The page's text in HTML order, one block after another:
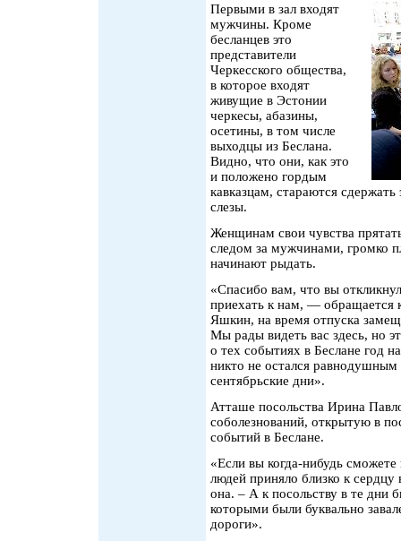
Первыми в зал входят
мужчины. Кроме
бесланцев это
представители
Черкесского общества,
в которое входят
живущие в Эстонии
черкесы, абазины,
осетины, в том числе
выходцы из Беслана.
Видно, что они, как это
и положено гордым
кавказцам, стараются
слезы.
Женщинам свои чувства
следом за мужчинами, громко
начинают рыдать.
«Спасибо вам, что вы
приехать к нам, — обращается
Яшкин, на время отпуска
Мы рады видеть вас здесь, но
о тех событиях в Беслане год
никто не остался
сентябрьские дни».
Атташе посольства Ирина
соболезнований, открытую в
событий в Беслане.
«Если вы когда-нибудь сможете
людей приняло близко к
она. – А к посольству в те дни
которыми были буквально
дороги».